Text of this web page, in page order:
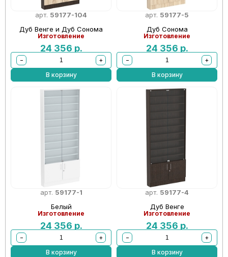
арт. 59177-104
Дуб Венге и Дуб Сонома
Изготовление
24 356 р.
−
+
В корзину
арт. 59177-5
Дуб Сонома
Изготовление
24 356 р.
−
+
В корзину
арт. 59177-1
Белый
Изготовление
24 356 р.
−
+
В корзину
арт. 59177-4
Дуб Венге
Изготовление
24 356 р.
−
+
В корзину